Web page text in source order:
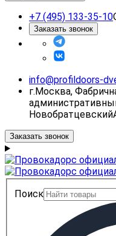
+7 (495) 133-35-10
Заказать звонок
info@profildoors-
г.Москва,
Новобратцевский
Заказать звонок
Поиск